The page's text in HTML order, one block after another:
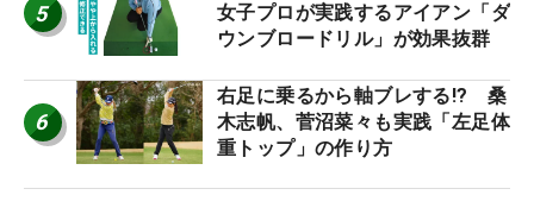
5
女子プロが実践するアイアン「ダ
ウンブロードリル」が効果抜群
6
右足に乗るから軸ブレする!? 桑
木志帆、菅沼菜々も実践「左足体
重トップ」の作り方